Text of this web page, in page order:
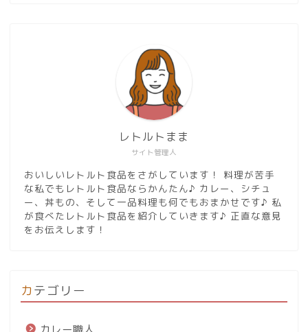
サイト管理人
レトルトまま
おいしいレトルト食品をさがしています！ 料理が苦手
な私でもレトルト食品ならかんたん♪ カレー、シチュ
ー、丼もの、そして一品料理も何でもおまかせです♪ 私
が食べたレトルト食品を紹介していきます♪ 正直な意見
をお伝えします！
カテゴリー